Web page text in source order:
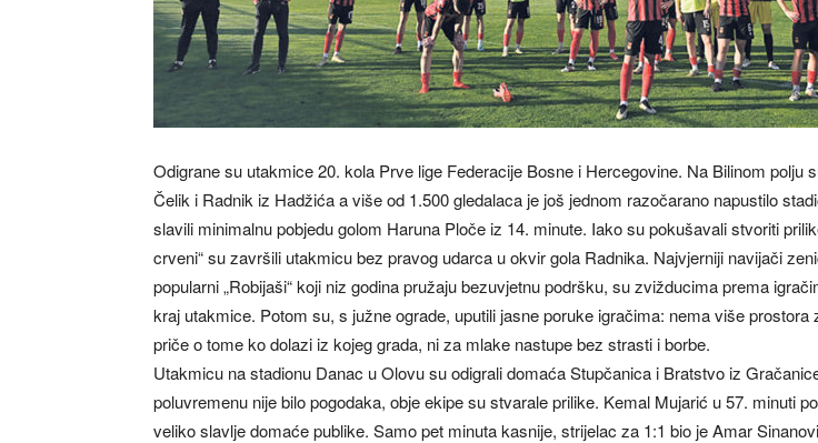
Odigrane su utakmice 20. kola Prve lige Federacije Bosne i Hercegovine. Na Bilinom polju
Čelik i Radnik iz Hadžića a više od 1.500 gledalaca je još jednom razočarano napustilo
slavili minimalnu pobjedu golom Haruna Ploče iz 14. minute. Iako su pokušavali stvoriti
crveni“ su završili utakmicu bez pravog udarca u okvir gola Radnika. Najvjerniji navijači
popularni „Robijaši“ koji niz godina pružaju bezuvjetnu podršku, su zvižducima prema
kraj utakmice. Potom su, s južne ograde, uputili jasne poruke igračima: nema više prostora
priče o tome ko dolazi iz kojeg grada, ni za mlake nastupe bez strasti i borbe.
Utakmicu na stadionu Danac u Olovu su odigrali domaća Stupčanica i Bratstvo iz
poluvremenu nije bilo pogodaka, obje ekipe su stvarale prilike. Kemal Mujarić u 57. minuti
veliko slavlje domaće publike. Samo pet minuta kasnije, strijelac za 1:1 bio je Amar